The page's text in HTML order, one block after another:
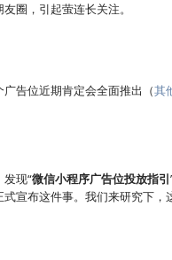
圈，引起萤连长关注。
告位近期肯定会全面推出（其
现“微信小程序广告位投放指引
宣布这件事。我们来研究下，